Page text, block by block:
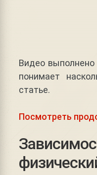
Видео
понимает
статье.
Посмотреть